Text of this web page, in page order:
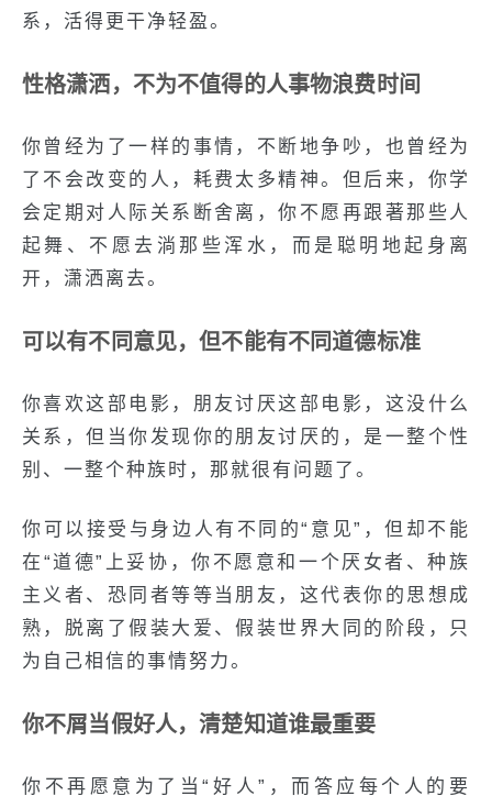
系，活得更干净轻盈。
性格潇洒，不为不值得的人事物浪费时间
你曾经为了一样的事情，不断地争吵，也曾经为
了不会改变的人，耗费太多精神。但后来，你学
会定期对人际关系断舍离，你不愿再跟著那些人
起舞、不愿去淌那些浑水，而是聪明地起身离
开，潇洒离去。
可以有不同意见，但不能有不同道德标准
你喜欢这部电影，朋友讨厌这部电影，这没什么
关系，但当你发现你的朋友讨厌的，是一整个性
别、一整个种族时，那就很有问题了。
你可以接受与身边人有不同的“意见”，但却不能
在“道德”上妥协，你不愿意和一个厌女者、种族
主义者、恐同者等等当朋友，这代表你的思想成
熟，脱离了假装大爱、假装世界大同的阶段，只
为自己相信的事情努力。
你不屑当假好人，清楚知道谁最重要
你不再愿意为了当“好人”，而答应每个人的要